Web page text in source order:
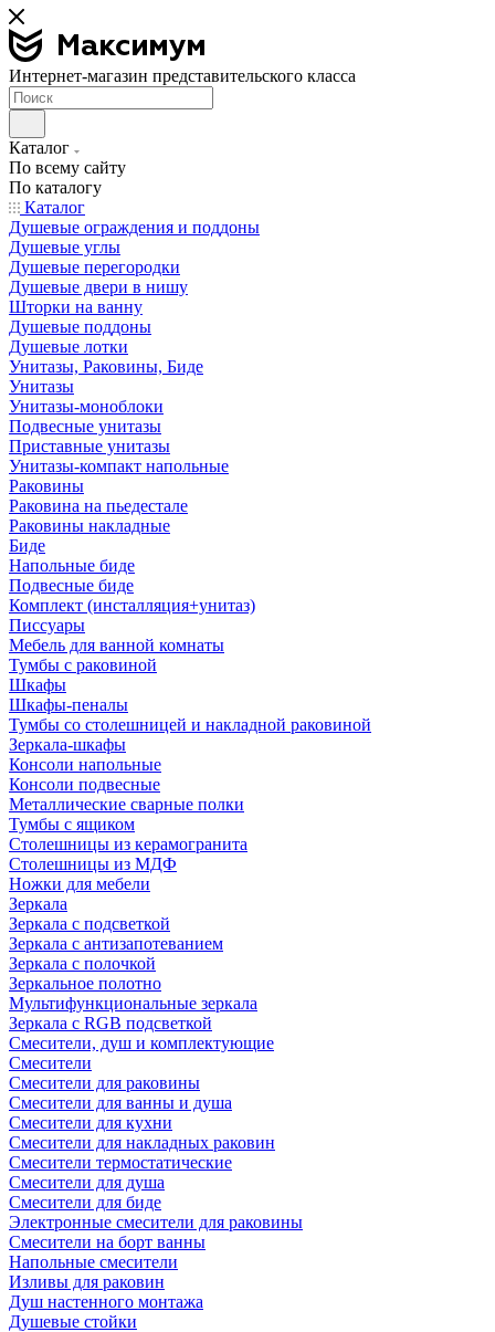
Интернет-магазин представительского класса
Каталог
По всему сайту
По каталогу
Каталог
Душевые ограждения и поддоны
Душевые углы
Душевые перегородки
Душевые двери в нишу
Шторки на ванну
Душевые поддоны
Душевые лотки
Унитазы, Раковины, Биде
Унитазы
Унитазы-моноблоки
Подвесные унитазы
Приставные унитазы
Унитазы-компакт напольные
Раковины
Раковина на пьедестале
Раковины накладные
Биде
Напольные биде
Подвесные биде
Комплект (инсталляция+унитаз)
Писсуары
Мебель для ванной комнаты
Тумбы с раковиной
Шкафы
Шкафы-пеналы
Тумбы со столешницей и накладной раковиной
Зеркала-шкафы
Консоли напольные
Консоли подвесные
Металлические сварные полки
Тумбы с ящиком
Столешницы из керамогранита
Столешницы из МДФ
Ножки для мебели
Зеркала
Зеркала с подсветкой
Зеркала с антизапотеванием
Зеркала с полочкой
Зеркальное полотно
Мультифункциональные зеркала
Зеркала c RGB подсветкой
Смесители, душ и комплектующие
Смесители
Смесители для раковины
Смесители для ванны и душа
Смесители для кухни
Смесители для накладных раковин
Смесители термостатические
Смесители для душа
Смесители для биде
Электронные смесители для раковины
Смесители на борт ванны
Напольные смесители
Изливы для раковин
Душ настенного монтажа
Душевые стойки